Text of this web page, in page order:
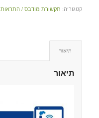
קטגוריה: תקשורת מודבס / התראות SMS / מתאמי תקשורת אלחוטי ורשת
תיאור
תיאור